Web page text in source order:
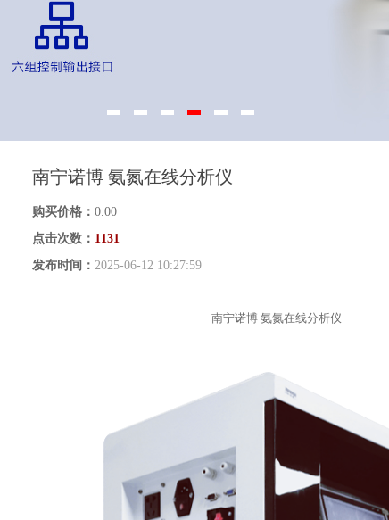
南宁诺博 氨氮在线分析仪
购买价格： 0.00
点击次数： 1131
发布时间： 2025-06-12 10:27:59
南宁诺博 氨氮在线分析仪